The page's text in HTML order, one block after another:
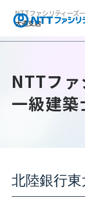
NTTファシリティーズ
大通支店
NTTファ
一級建築
北陸銀行